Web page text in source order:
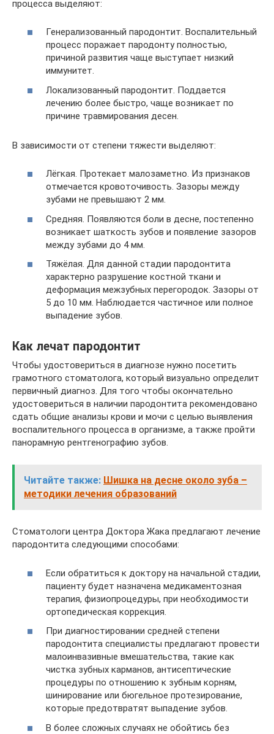
процесса выделяют:
Генерализованный пародонтит. Воспалительный
процесс поражает пародонту полностью,
причиной развития чаще выступает низкий
иммунитет.
Локализованный пародонтит. Поддается
лечению более быстро, чаще возникает по
причине травмирования десен.
В зависимости от степени тяжести выделяют:
Лёгкая. Протекает малозаметно. Из признаков
отмечается кровоточивость. Зазоры между
зубами не превышают 2 мм.
Средняя. Появляются боли в десне, постепенно
возникает шаткость зубов и появление зазоров
между зубами до 4 мм.
Тяжёлая. Для данной стадии пародонтита
характерно разрушение костной ткани и
деформация межзубных перегородок. Зазоры от
5 до 10 мм. Наблюдается частичное или полное
выпадение зубов.
Как лечат пародонтит
Чтобы удостовериться в диагнозе нужно посетить
грамотного стоматолога, который визуально определит
первичный диагноз. Для того чтобы окончательно
удостовериться в наличии пародонтита рекомендовано
сдать общие анализы крови и мочи с целью выявления
воспалительного процесса в организме, а также пройти
панорамную рентгенографию зубов.
Читайте также: Шишка на десне около зуба –
методики лечения образований
Стоматологи центра Доктора Жака предлагают лечение
пародонтита следующими способами:
Если обратиться к доктору на начальной стадии,
пациенту будет назначена медикаментозная
терапия, физиопроцедуры, при необходимости
ортопедическая коррекция.
При диагностировании средней степени
пародонтита специалисты предлагают провести
малоинвазивные вмешательства, такие как
чистка зубных карманов, антисептические
процедуры по отношению к зубным корням,
шинирование или бюгельное протезирование,
которые предотвратят выпадение зубов.
В более сложных случаях не обойтись без